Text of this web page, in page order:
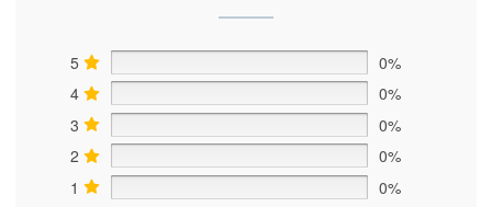
5
0%
4
0%
3
0%
2
0%
1
0%